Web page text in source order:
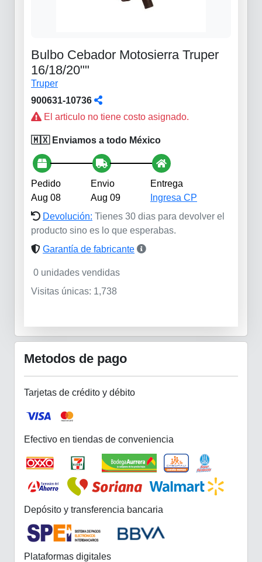
Bulbo Cebador Motosierra Truper
16/18/20""
Truper
900631-10736
El articulo no tiene costo asignado.
🇲🇽 Enviamos a todo México
Pedido
Aug 08
Envio
Aug 09
Entrega
Ingresa CP
Devolución: Tienes 30 dias para devolver el
producto sino es lo que esperabas.
Garantía de fabricante
0 unidades vendidas
Visitas únicas: 1,738
Metodos de pago
Tarjetas de crédito y débito
Efectivo en tiendas de conveniencia
Depósito y transferencia bancaria
Plataformas digitales